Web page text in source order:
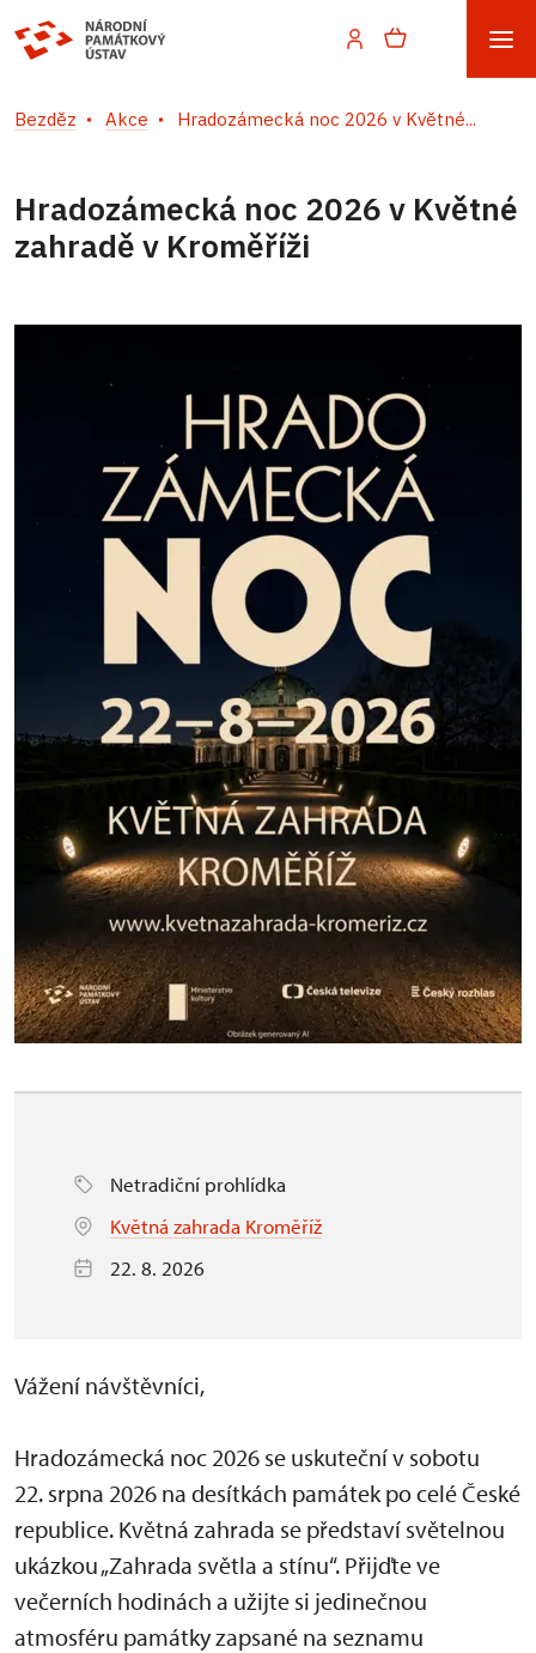
Bezděz Akce Hradozámecká noc 2026 v Květné...
Hradozámecká noc 2026 v Květné
zahradě v Kroměříži
Netradiční prohlídka
Květná zahrada Kroměříž
22. 8. 2026
Vážení návštěvníci,
Hradozámecká noc 2026 se uskuteční v sobotu
22. srpna 2026 na desítkách památek po celé České
republice. Květná zahrada se představí světelnou
ukázkou „Zahrada světla a stínu“. Přijďte ve
večerních hodinách a užijte si jedinečnou
atmosféru památky zapsané na seznamu